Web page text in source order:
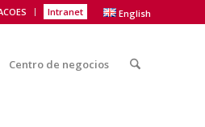
Intranet English
Centro de negocios